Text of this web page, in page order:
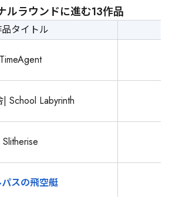
ルラウンドに進む13作品
タイトル
TimeAgent
School Labyrinth
Slitherise
スの飛空艇